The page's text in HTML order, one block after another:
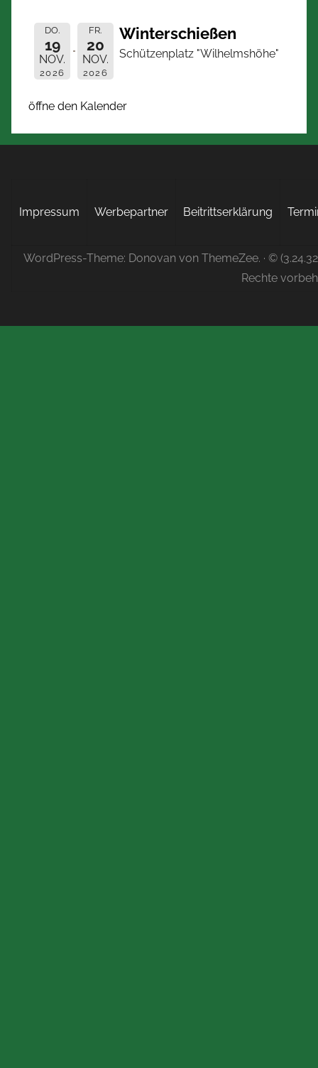
DO.
19
NOV.
2026
FR.
20
NOV.
2026
Winterschießen
Schützenplatz "Wilhelmshöhe"
öffne den Kalender
Impressum Werbepartner Beitrittserklärung
WordPress-Theme: Donovan von ThemeZee. · ©
Rechte